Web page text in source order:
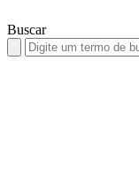
Buscar
Search
for: